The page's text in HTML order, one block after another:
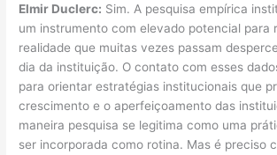
Elmir Duclerc: Sim. A pesquisa empírica
um instrumento com elevado potencial para
realidade que muitas vezes passam
dia da instituição. O contato com esses
para orientar estratégias institucionais que
crescimento e o aperfeiçoamento das
maneira pesquisa se legitima como uma
ser incorporada como rotina. Mas é preciso